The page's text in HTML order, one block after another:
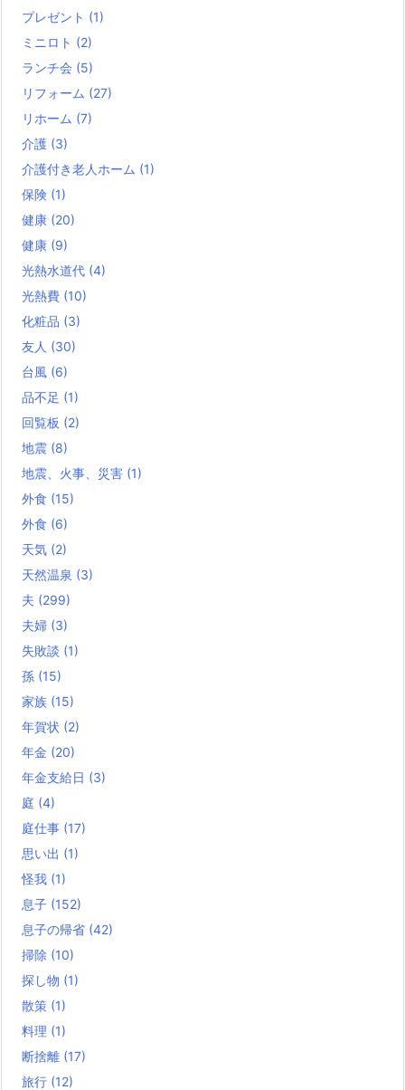
プレゼント (1)
ミニロト (2)
ランチ会 (5)
リフォーム (27)
リホーム (7)
介護 (3)
介護付き老人ホーム (1)
保険 (1)
健康 (20)
健康 (9)
光熱水道代 (4)
光熱費 (10)
化粧品 (3)
友人 (30)
台風 (6)
品不足 (1)
回覧板 (2)
地震 (8)
地震、火事、災害 (1)
外食 (15)
外食 (6)
天気 (2)
天然温泉 (3)
夫 (299)
夫婦 (3)
失敗談 (1)
孫 (15)
家族 (15)
年賀状 (2)
年金 (20)
年金支給日 (3)
庭 (4)
庭仕事 (17)
思い出 (1)
怪我 (1)
息子 (152)
息子の帰省 (42)
掃除 (10)
探し物 (1)
散策 (1)
料理 (1)
断捨離 (17)
旅行 (12)